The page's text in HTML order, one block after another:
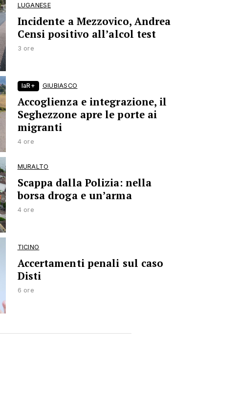
LUGANESE
Incidente a Mezzovico, Andrea
Censi positivo all’alcol test
3 ore
laR+ GIUBIASCO
Accoglienza e integrazione, il
Seghezzone apre le porte ai
migranti
4 ore
MURALTO
Scappa dalla Polizia: nella
borsa droga e un’arma
4 ore
TICINO
Accertamenti penali sul caso
Disti
6 ore